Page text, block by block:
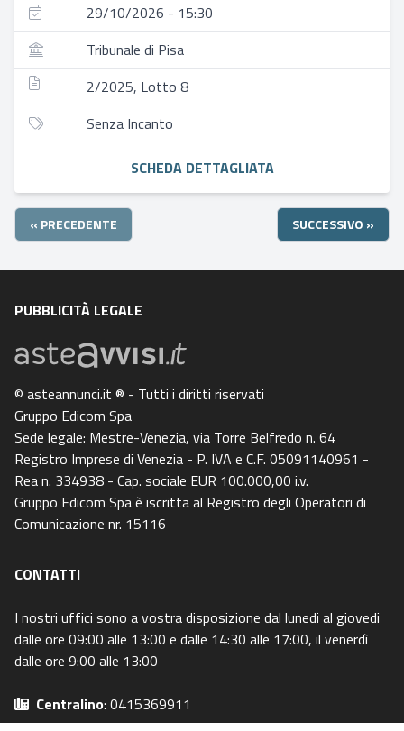
29/10/2026 - 15:30
Tribunale di Pisa
2/2025, Lotto 8
Senza Incanto
SCHEDA DETTAGLIATA
« PRECEDENTE SUCCESSIVO »
PUBBLICITÀ LEGALE
© asteannunci.it ® - Tutti i diritti riservati
Gruppo Edicom Spa
Sede legale: Mestre-Venezia, via Torre Belfredo n. 64
Registro Imprese di Venezia - P. IVA e C.F. 05091140961 -
Rea n. 334938 - Cap. sociale EUR 100.000,00 i.v.
Gruppo Edicom Spa è iscritta al Registro degli Operatori di
Comunicazione nr. 15116
CONTATTI
I nostri uffici sono a vostra disposizione dal lunedi al giovedi
dalle ore 09:00 alle 13:00 e dalle 14:30 alle 17:00, il venerdì
dalle ore 9:00 alle 13:00
Centralino: 0415369911